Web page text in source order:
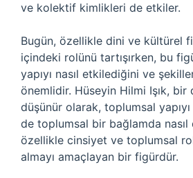
ve kolektif kimlikleri de etkiler.
Bugün, özellikle dini ve kültürel
içindeki rolünü tartışırken, bu
yapıyı nasıl etkilediğini ve
önemlidir. Hüseyin Hilmi Işık, bir
düşünür olarak, toplumsal
de toplumsal bir bağlamda
özellikle cinsiyet ve toplumsal
almayı amaçlayan bir figürdür.